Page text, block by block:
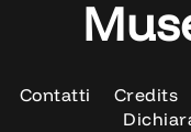
Contatti Credits